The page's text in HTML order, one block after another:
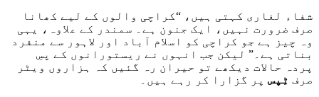
شفاء لغاری کہتی ہیں، “کراچی والوں کے لیے کھانا
صرف ضرورت نہیں، ایک جنون ہے۔ سمندر کے علاوہ، یہی
وہ چیز ہے جو کراچی کو اسلام آباد اور لاہور سے منفرد
بناتی ہے۔” لیکن جب انہوں نے ریستورانوں کے پسِ
پردہ حالات دیکھے تو حیران رہ گئیں کہ ہزاروں ویٹر
صرف ٹِپس پر گزارا کر رہے ہیں۔